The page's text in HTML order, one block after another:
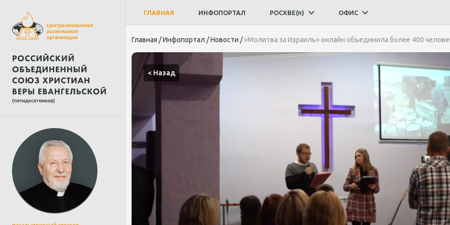
ГЛАВНАЯ ИНФОПОРТАЛ РОСХВЕ(п) ОФИС
Главная /Инфопортал /Новости /«Молитва за Израиль» онлайн объединила более 400
< Назад